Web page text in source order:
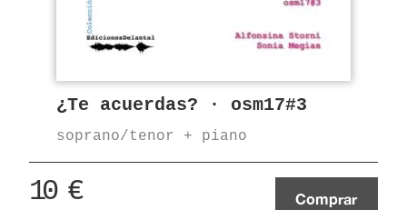
¿Te acuerdas? · osm17#3
soprano/tenor + piano
10 € Comprar